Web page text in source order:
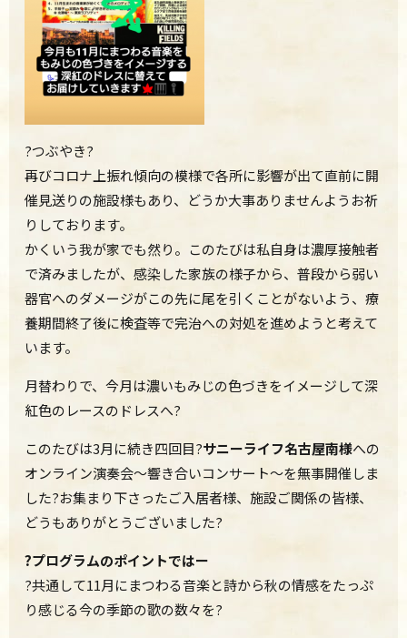
?つぶやき?
再びコロナ上振れ傾向の模様で各所に影響が出て直前に開
催見送りの施設様もあり、どうか大事ありませんようお祈
りしております。
かくいう我が家でも然り。このたびは私自身は濃厚接触者
で済みましたが、感染した家族の様子から、普段から弱い
器官へのダメージがこの先に尾を引くことがないよう、療
養期間終了後に検査等で完治への対処を進めようと考えて
います。
月替わりで、今月は濃いもみじの色づきをイメージして深
紅色のレースのドレスへ?
このたびは3月に続き四回目?サニーライフ名古屋南様への
オンライン演奏会～響き合いコンサート～を無事開催しま
した?お集まり下さったご入居者様、施設ご関係の皆様、
どうもありがとうございました?
?プログラムのポイントではー
?共通して11月にまつわる音楽と詩から秋の情感をたっぷ
り感じる今の季節の歌の数々を?